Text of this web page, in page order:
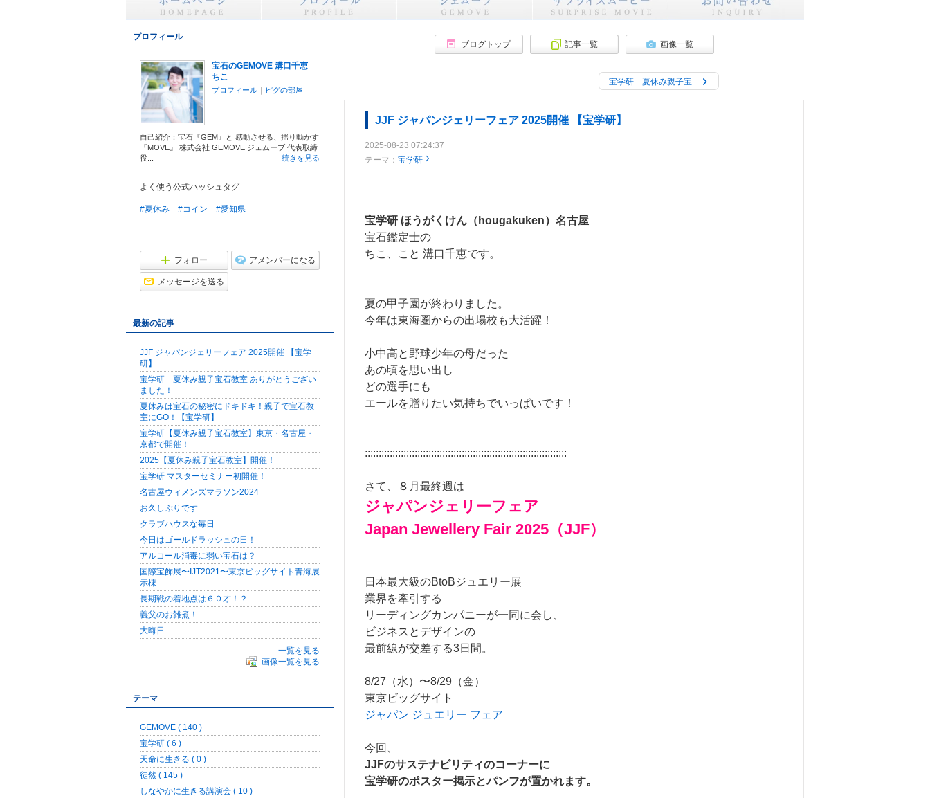
ブログトップ 記事一覧 画像一覧
宝学研 夏休み親子宝…
JJF ジャパンジェリーフェア 2025開催 【宝学研】
2025-08-23 07:24:37
テーマ： 宝学研
宝学研 ほうがくけん（hougakuken）名古屋
宝石鑑定士の
ちこ、こと 溝口千恵です。
夏の甲子園が終わりました。
今年は東海圏からの出場校も大活躍！
小中高と野球少年の母だった
あの頃を思い出し
どの選手にも
エールを贈りたい気持ちでいっぱいです！
:::::::::::::::::::::::::::::::::::::::::::::::::::::::::::::::::::::::::
さて、８月最終週は
ジャパンジェリーフェア
Japan Jewellery Fair 2025（JJF）
日本最大級のBtoBジュエリー展
業界を牽引する
リーディングカンパニーが一同に会し、
ビジネスとデザインの
最前線が交差する3日間。
8/27（水）〜8/29（金）
東京ビッグサイト
ジャパン ジュエリー フェア
今回、
JJFのサステナビリティのコーナーに
宝学研のポスター掲示とパンフが置かれます。
プロフィール
宝石のGEMOVE 溝口千恵
ちこ
プロフィール ｜ ピグの部屋
自己紹介：宝石『GEM』と 感動させる、揺り動かす
『MOVE』 株式会社 GEMOVE ジェムーブ 代表取締
役...
続きを見る
よく使う公式ハッシュタグ
#夏休み #コイン #愛知県
フォロー アメンバーになる
メッセージを送る
最新の記事
JJF ジャパンジェリーフェア 2025開催 【宝学
研】
宝学研 夏休み親子宝石教室 ありがとうござい
ました！
夏休みは宝石の秘密にドキドキ！親子で宝石教
室にGO！【宝学研】
宝学研【夏休み親子宝石教室】東京・名古屋・
京都で開催！
2025【夏休み親子宝石教室】開催！
宝学研 マスターセミナー初開催！
名古屋ウィメンズマラソン2024
お久しぶりです
クラブハウスな毎日
今日はゴールドラッシュの日！
アルコール消毒に弱い宝石は？
国際宝飾展〜IJT2021〜東京ビッグサイト青海展
示棟
長期戦の着地点は６０才！？
義父のお雑煮！
大晦日
一覧を見る
画像一覧を見る
テーマ
GEMOVE ( 140 )
宝学研 ( 6 )
天命に生きる ( 0 )
徒然 ( 145 )
しなやかに生きる講演会 ( 10 )